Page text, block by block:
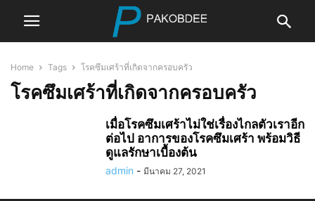
Home Tags โรคซึมเศร้าที่เกิดจากครอบครัว
โรคซึมเศร้าที่เกิดจากครอบครัว
เมื่อโรคซึมเศร้าไม่ใช่เรื่องไกลตัวเราอีก
ต่อไป อาการของโรคซึมเศร้า พร้อมวิธี
ดูแลรักษาเบื้องต้น
admin - มีนาคม 27, 2021